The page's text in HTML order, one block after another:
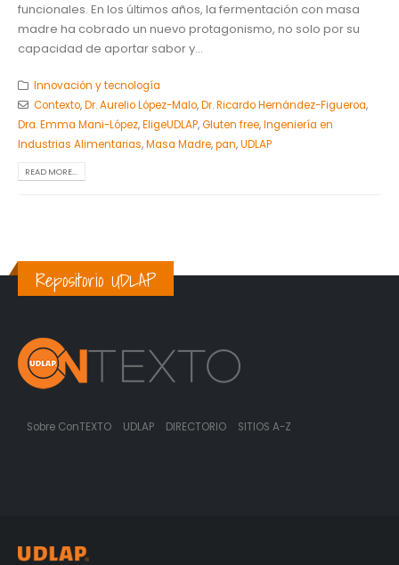
funcionales. En los últimos años, la fermentación con masa
madre ha cobrado un nuevo protagonismo, no solo por su
capacidad de aportar sabor y...
Innovación y tecnología
Contexto,Dr. Aurelio López-Malo,Dr. Ricardo Hernández-Figueroa,
Dra. Emma Mani-López,EligeUDLAP,Gluten free,Ingeniería en
Industrias Alimentarias,Masa Madre,pan,UDLAP
READ MORE...
Repositorio UDLAP
Sobre ConTEXTO UDLAP DIRECTORIO SITIOS A-Z